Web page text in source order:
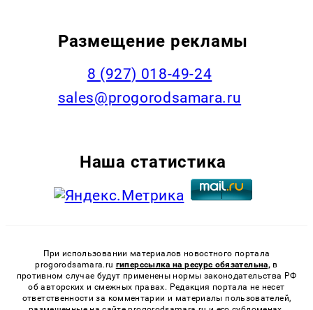
Размещение рекламы
8 (927) 018-49-24
sales@progorodsamara.ru
Наша статистика
При использовании материалов новостного портала
progorodsamara.ru гиперссылка на ресурс обязательна, в
противном случае будут применены нормы законодательства РФ
об авторских и смежных правах. Редакция портала не несет
ответственности за комментарии и материалы пользователей,